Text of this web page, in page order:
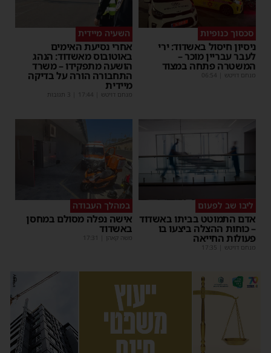
סכסוך כנופיות
ניסיון חיסול באשדוד: ירי
לעבר עבריין מוכר –
המשטרה פתחה במצוד
מנחם דויטש 06:54
השעיה מיידית
אחרי נסיעת האימים
באוטובוס מאשדוד: הנהג
הושעה מתפקידו – משרד
התחבורה הורה על בדיקה
מיידית
מנחם דויטש 17:44
ליבו שב לפעום
אדם התמוטט בביתו באשדוד
– כוחות ההצלה ביצעו בו
פעולות החייאה
מנחם דויטש 17:35
במהלך העבודה
אישה נפלה מסולם במחסן
באשדוד
משה קאהן 17:31